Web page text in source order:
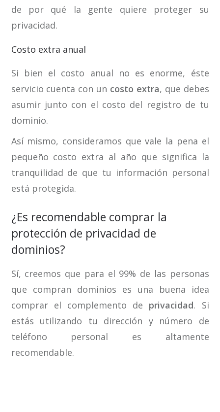
de por qué la gente quiere proteger su
privacidad.
Costo extra anual
Si bien el costo anual no es enorme, éste
servicio cuenta con un costo extra, que debes
asumir junto con el costo del registro de tu
dominio.
Así mismo, consideramos que vale la pena el
pequeño costo extra al año que significa la
tranquilidad de que tu información personal
está protegida.
¿Es recomendable comprar la
protección de privacidad de
dominios?
Sí, creemos que para el 99% de las personas
que compran dominios es una buena idea
comprar el complemento de privacidad. Si
estás utilizando tu dirección y número de
teléfono personal es altamente
recomendable.